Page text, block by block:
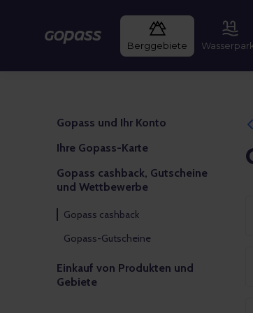
Gopass Berggebiete
Gopass und Ihr Konto
Ihre Gopass-Karte
Gopass cashback, Gutscheine
und Wettbewerbe
Gopass cashback
Gopass-Gutscheine
Einkauf von Produkten und
Gebiete